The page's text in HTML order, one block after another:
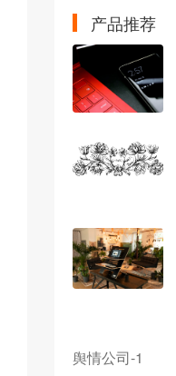
产品推荐
舆情公司-1